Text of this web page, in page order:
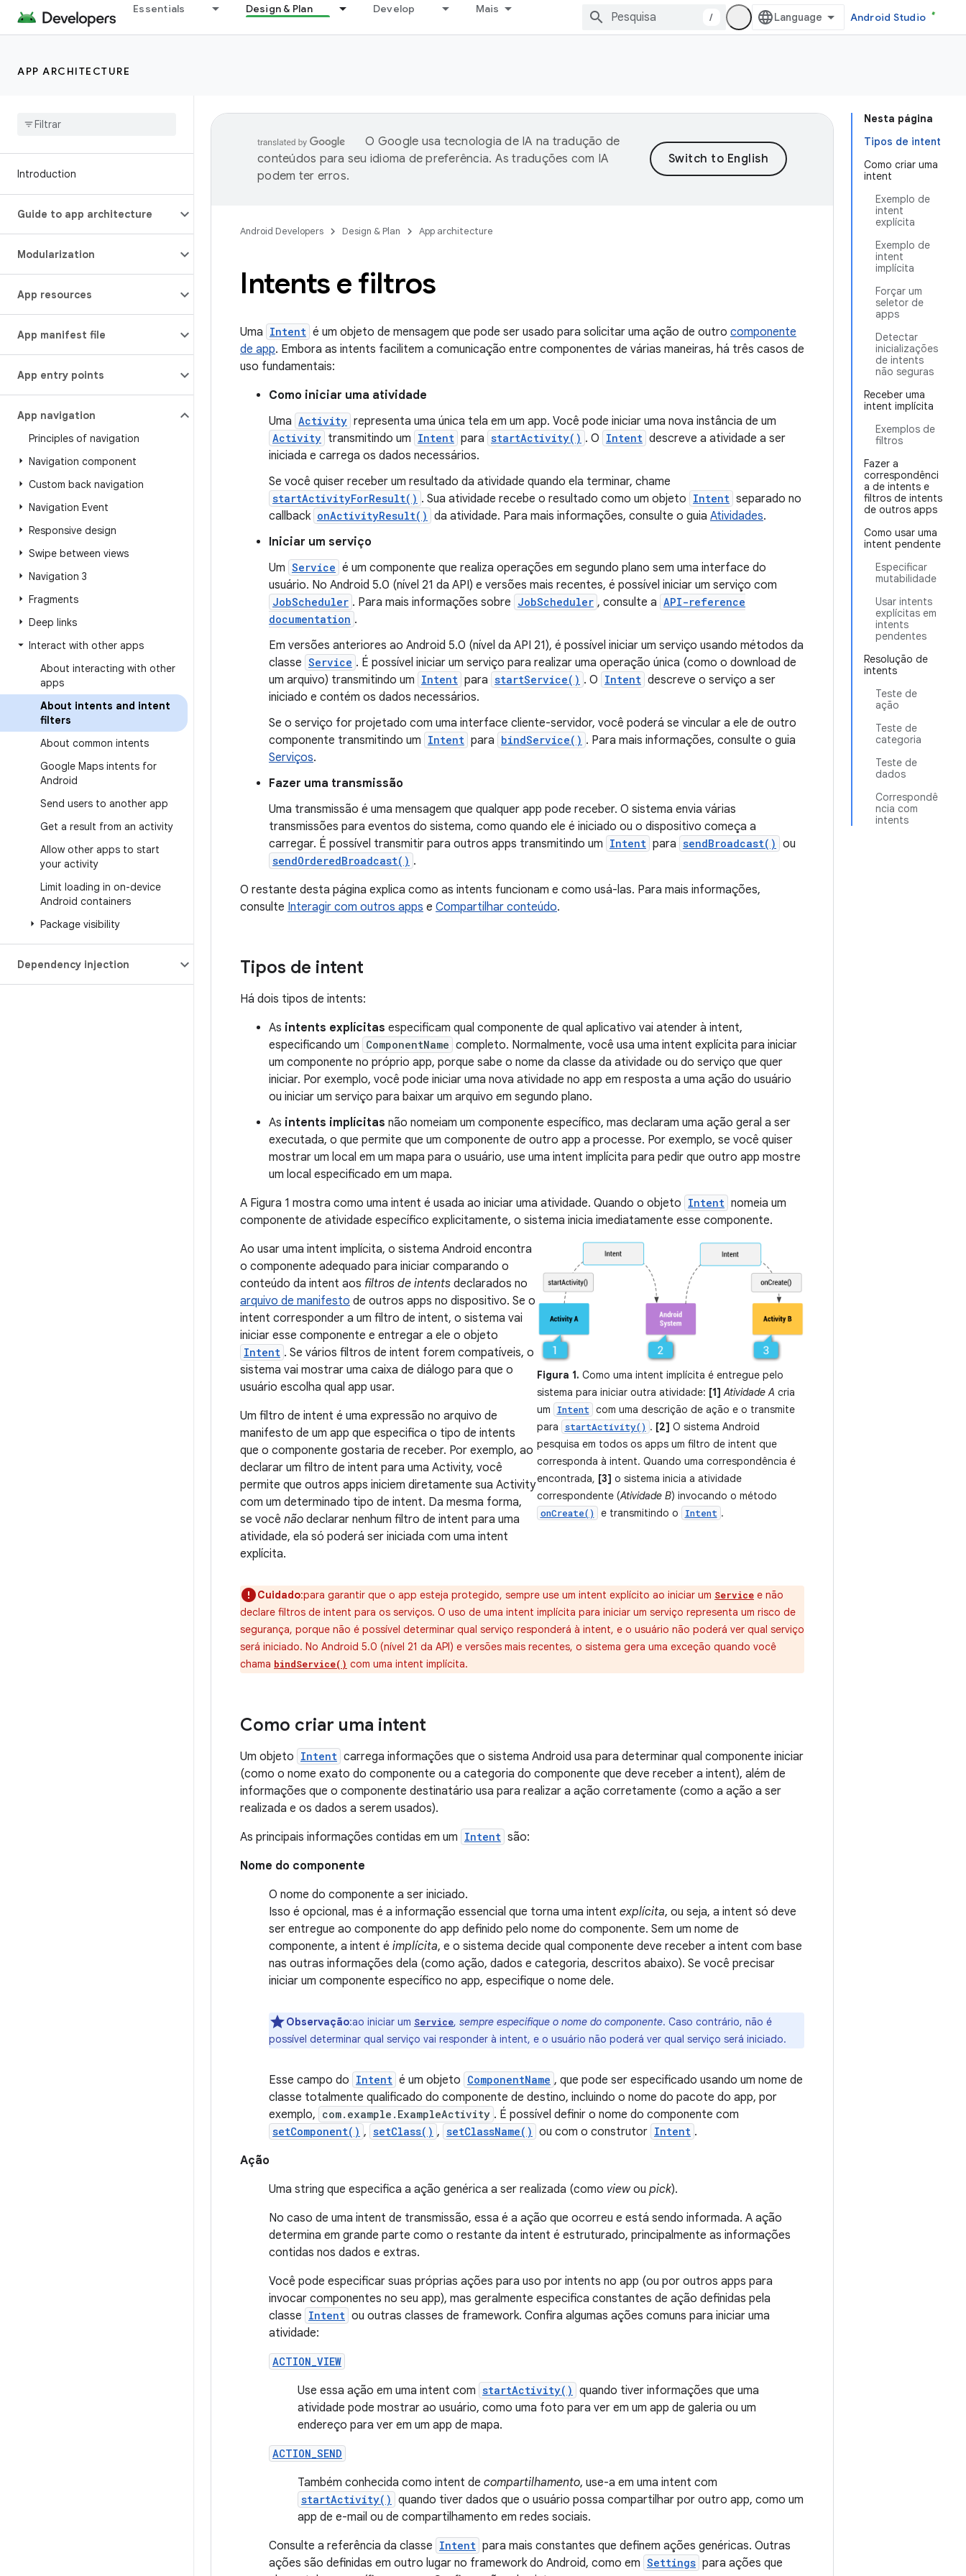
Essentials Design & Plan Develop Mais
/ Android Studio
APP ARCHITECTURE
Introduction
Guide to app architecture
Modularization
App resources
App manifest file
App entry points
App navigation
Principles of navigation
Navigation component
Custom back navigation
Navigation Event
Responsive design
Swipe between views
Navigation 3
Fragments
Deep links
Interact with other apps
About interacting with other
apps
About intents and intent
filters
About common intents
Google Maps intents for
Android
Send users to another app
Get a result from an activity
Allow other apps to start
your activity
Limit loading in on-device
Android containers
Package visibility
Dependency injection
Nesta página
Tipos de intent
Como criar uma
intent
Exemplo de
intent
explícita
Exemplo de
intent
implícita
Forçar um
seletor de
apps
Detectar
inicializações
de intents
não seguras
Receber uma
intent implícita
Exemplos de
filtros
Fazer a
correspondênci
a de intents e
filtros de intents
de outros apps
Como usar uma
intent pendente
Especificar
mutabilidade
Usar intents
explícitas em
intents
pendentes
Resolução de
intents
Teste de
ação
Teste de
categoria
Teste de
dados
Correspondê
ncia com
intents
O Google usa tecnologia de IA na tradução de
conteúdos para seu idioma de preferência. As traduções com IA
podem ter erros.
Android Developers Design & Plan App architecture
Intents e filtros
Uma Intent é um objeto de mensagem que pode ser usado para solicitar uma ação de outro componente
de app. Embora as intents facilitem a comunicação entre componentes de várias maneiras, há três casos de
uso fundamentais:
Como iniciar uma atividade
Uma Activity representa uma única tela em um app. Você pode iniciar uma nova instância de um
Activity transmitindo um Intent para startActivity() . O Intent descreve a atividade a ser
iniciada e carrega os dados necessários.
Se você quiser receber um resultado da atividade quando ela terminar, chame
startActivityForResult() . Sua atividade recebe o resultado como um objeto Intent separado no
callback onActivityResult() da atividade. Para mais informações, consulte o guia Atividades.
Iniciar um serviço
Um Service é um componente que realiza operações em segundo plano sem uma interface do
usuário. No Android 5.0 (nível 21 da API) e versões mais recentes, é possível iniciar um serviço com
JobScheduler . Para mais informações sobre JobScheduler , consulte a API-reference
documentation .
Em versões anteriores ao Android 5.0 (nível da API 21), é possível iniciar um serviço usando métodos da
classe Service . É possível iniciar um serviço para realizar uma operação única (como o download de
um arquivo) transmitindo um Intent para startService() . O Intent descreve o serviço a ser
iniciado e contém os dados necessários.
Se o serviço for projetado com uma interface cliente-servidor, você poderá se vincular a ele de outro
componente transmitindo um Intent para bindService() . Para mais informações, consulte o guia
Serviços.
Fazer uma transmissão
Uma transmissão é uma mensagem que qualquer app pode receber. O sistema envia várias
transmissões para eventos do sistema, como quando ele é iniciado ou o dispositivo começa a
carregar. É possível transmitir para outros apps transmitindo um Intent para sendBroadcast() ou
sendOrderedBroadcast() .
O restante desta página explica como as intents funcionam e como usá-las. Para mais informações,
consulte Interagir com outros apps e Compartilhar conteúdo.
Tipos de intent
Há dois tipos de intents:
As intents explícitas especificam qual componente de qual aplicativo vai atender à intent,
especificando um ComponentName completo. Normalmente, você usa uma intent explícita para iniciar
um componente no próprio app, porque sabe o nome da classe da atividade ou do serviço que quer
iniciar. Por exemplo, você pode iniciar uma nova atividade no app em resposta a uma ação do usuário
ou iniciar um serviço para baixar um arquivo em segundo plano.
As intents implícitas não nomeiam um componente específico, mas declaram uma ação geral a ser
executada, o que permite que um componente de outro app a processe. Por exemplo, se você quiser
mostrar um local em um mapa para o usuário, use uma intent implícita para pedir que outro app mostre
um local especificado em um mapa.
A Figura 1 mostra como uma intent é usada ao iniciar uma atividade. Quando o objeto Intent nomeia um
componente de atividade específico explicitamente, o sistema inicia imediatamente esse componente.
Figura 1. Como uma intent implícita é entregue pelo
sistema para iniciar outra atividade: [1] Atividade A cria
um
Intent
com uma descrição de ação e o transmite
para
startActivity() . [2] O sistema Android
pesquisa em todos os apps um filtro de intent que
corresponda à intent. Quando uma correspondência é
encontrada, [3] o sistema inicia a atividade
correspondente (Atividade B) invocando o método
onCreate() e transmitindo o Intent .
Ao usar uma intent implícita, o sistema Android encontra
o componente adequado para iniciar comparando o
conteúdo da intent aos filtros de intents declarados no
arquivo de manifesto de outros apps no dispositivo. Se o
intent corresponder a um filtro de intent, o sistema vai
iniciar esse componente e entregar a ele o objeto
Intent . Se vários filtros de intent forem compatíveis, o
sistema vai mostrar uma caixa de diálogo para que o
usuário escolha qual app usar.
Um filtro de intent é uma expressão no arquivo de
manifesto de um app que especifica o tipo de intents
que o componente gostaria de receber. Por exemplo, ao
declarar um filtro de intent para uma Activity, você
permite que outros apps iniciem diretamente sua Activity
com um determinado tipo de intent. Da mesma forma,
se você não declarar nenhum filtro de intent para uma
atividade, ela só poderá ser iniciada com uma intent
explícita.
Cuidado:para garantir que o app esteja protegido, sempre use um intent explícito ao iniciar um Service e não
declare filtros de intent para os serviços. O uso de uma intent implícita para iniciar um serviço representa um risco de
segurança, porque não é possível determinar qual serviço responderá à intent, e o usuário não poderá ver qual serviço
será iniciado. No Android 5.0 (nível 21 da API) e versões mais recentes, o sistema gera uma exceção quando você
chama bindService() com uma intent implícita.
Como criar uma intent
Um objeto Intent carrega informações que o sistema Android usa para determinar qual componente iniciar
(como o nome exato do componente ou a categoria do componente que deve receber a intent), além de
informações que o componente destinatário usa para realizar a ação corretamente (como a ação a ser
realizada e os dados a serem usados).
As principais informações contidas em um Intent são:
Nome do componente
O nome do componente a ser iniciado.
Isso é opcional, mas é a informação essencial que torna uma intent explícita, ou seja, a intent só deve
ser entregue ao componente do app definido pelo nome do componente. Sem um nome de
componente, a intent é implícita, e o sistema decide qual componente deve receber a intent com base
nas outras informações dela (como ação, dados e categoria, descritos abaixo). Se você precisar
iniciar um componente específico no app, especifique o nome dele.
Observação:ao iniciar um Service, sempre especifique o nome do componente. Caso contrário, não é
possível determinar qual serviço vai responder à intent, e o usuário não poderá ver qual serviço será iniciado.
Esse campo do Intent é um objeto ComponentName , que pode ser especificado usando um nome de
classe totalmente qualificado do componente de destino, incluindo o nome do pacote do app, por
exemplo, com.example.ExampleActivity . É possível definir o nome do componente com
setComponent() , setClass() , setClassName() ou com o construtor Intent .
Ação
Uma string que especifica a ação genérica a ser realizada (como viewou pick).
No caso de uma intent de transmissão, essa é a ação que ocorreu e está sendo informada. A ação
determina em grande parte como o restante da intent é estruturado, principalmente as informações
contidas nos dados e extras.
Você pode especificar suas próprias ações para uso por intents no app (ou por outros apps para
invocar componentes no seu app), mas geralmente especifica constantes de ação definidas pela
classe Intent ou outras classes de framework. Confira algumas ações comuns para iniciar uma
atividade:
ACTION_VIEW
Use essa ação em uma intent com startActivity() quando tiver informações que uma
atividade pode mostrar ao usuário, como uma foto para ver em um app de galeria ou um
endereço para ver em um app de mapa.
ACTION_SEND
Também conhecida como intent de compartilhamento, use-a em uma intent com
startActivity() quando tiver dados que o usuário possa compartilhar por outro app, como um
app de e-mail ou de compartilhamento em redes sociais.
Consulte a referência da classe Intent para mais constantes que definem ações genéricas. Outras
ações são definidas em outro lugar no framework do Android, como em Settings para ações que